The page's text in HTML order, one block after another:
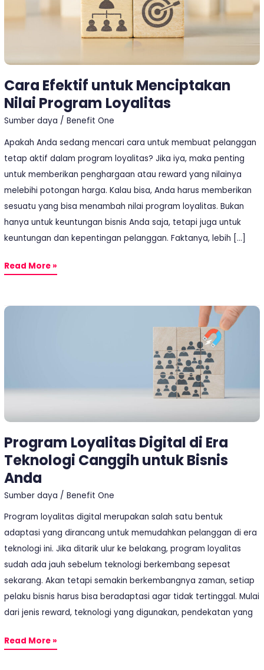
Cara Efektif untuk Menciptakan
Nilai Program Loyalitas
Sumber daya /Benefit One
Apakah Anda sedang mencari cara untuk membuat pelanggan
tetap aktif dalam program loyalitas? Jika iya, maka penting
untuk memberikan penghargaan atau reward yang nilainya
melebihi potongan harga. Kalau bisa, Anda harus memberikan
sesuatu yang bisa menambah nilai program loyalitas. Bukan
hanya untuk keuntungan bisnis Anda saja, tetapi juga untuk
keuntungan dan kepentingan pelanggan. Faktanya, lebih […]
Read More »
Program Loyalitas Digital di Era
Teknologi Canggih untuk Bisnis
Anda
Sumber daya /Benefit One
Program loyalitas digital merupakan salah satu bentuk
adaptasi yang dirancang untuk memudahkan pelanggan di era
teknologi ini. Jika ditarik ulur ke belakang, program loyalitas
sudah ada jauh sebelum teknologi berkembang sepesat
sekarang. Akan tetapi semakin berkembangnya zaman, setiap
pelaku bisnis harus bisa beradaptasi agar tidak tertinggal. Mulai
dari jenis reward, teknologi yang digunakan, pendekatan yang
Program
Teknologi
untuk
Bisnis
Anda
Read More »